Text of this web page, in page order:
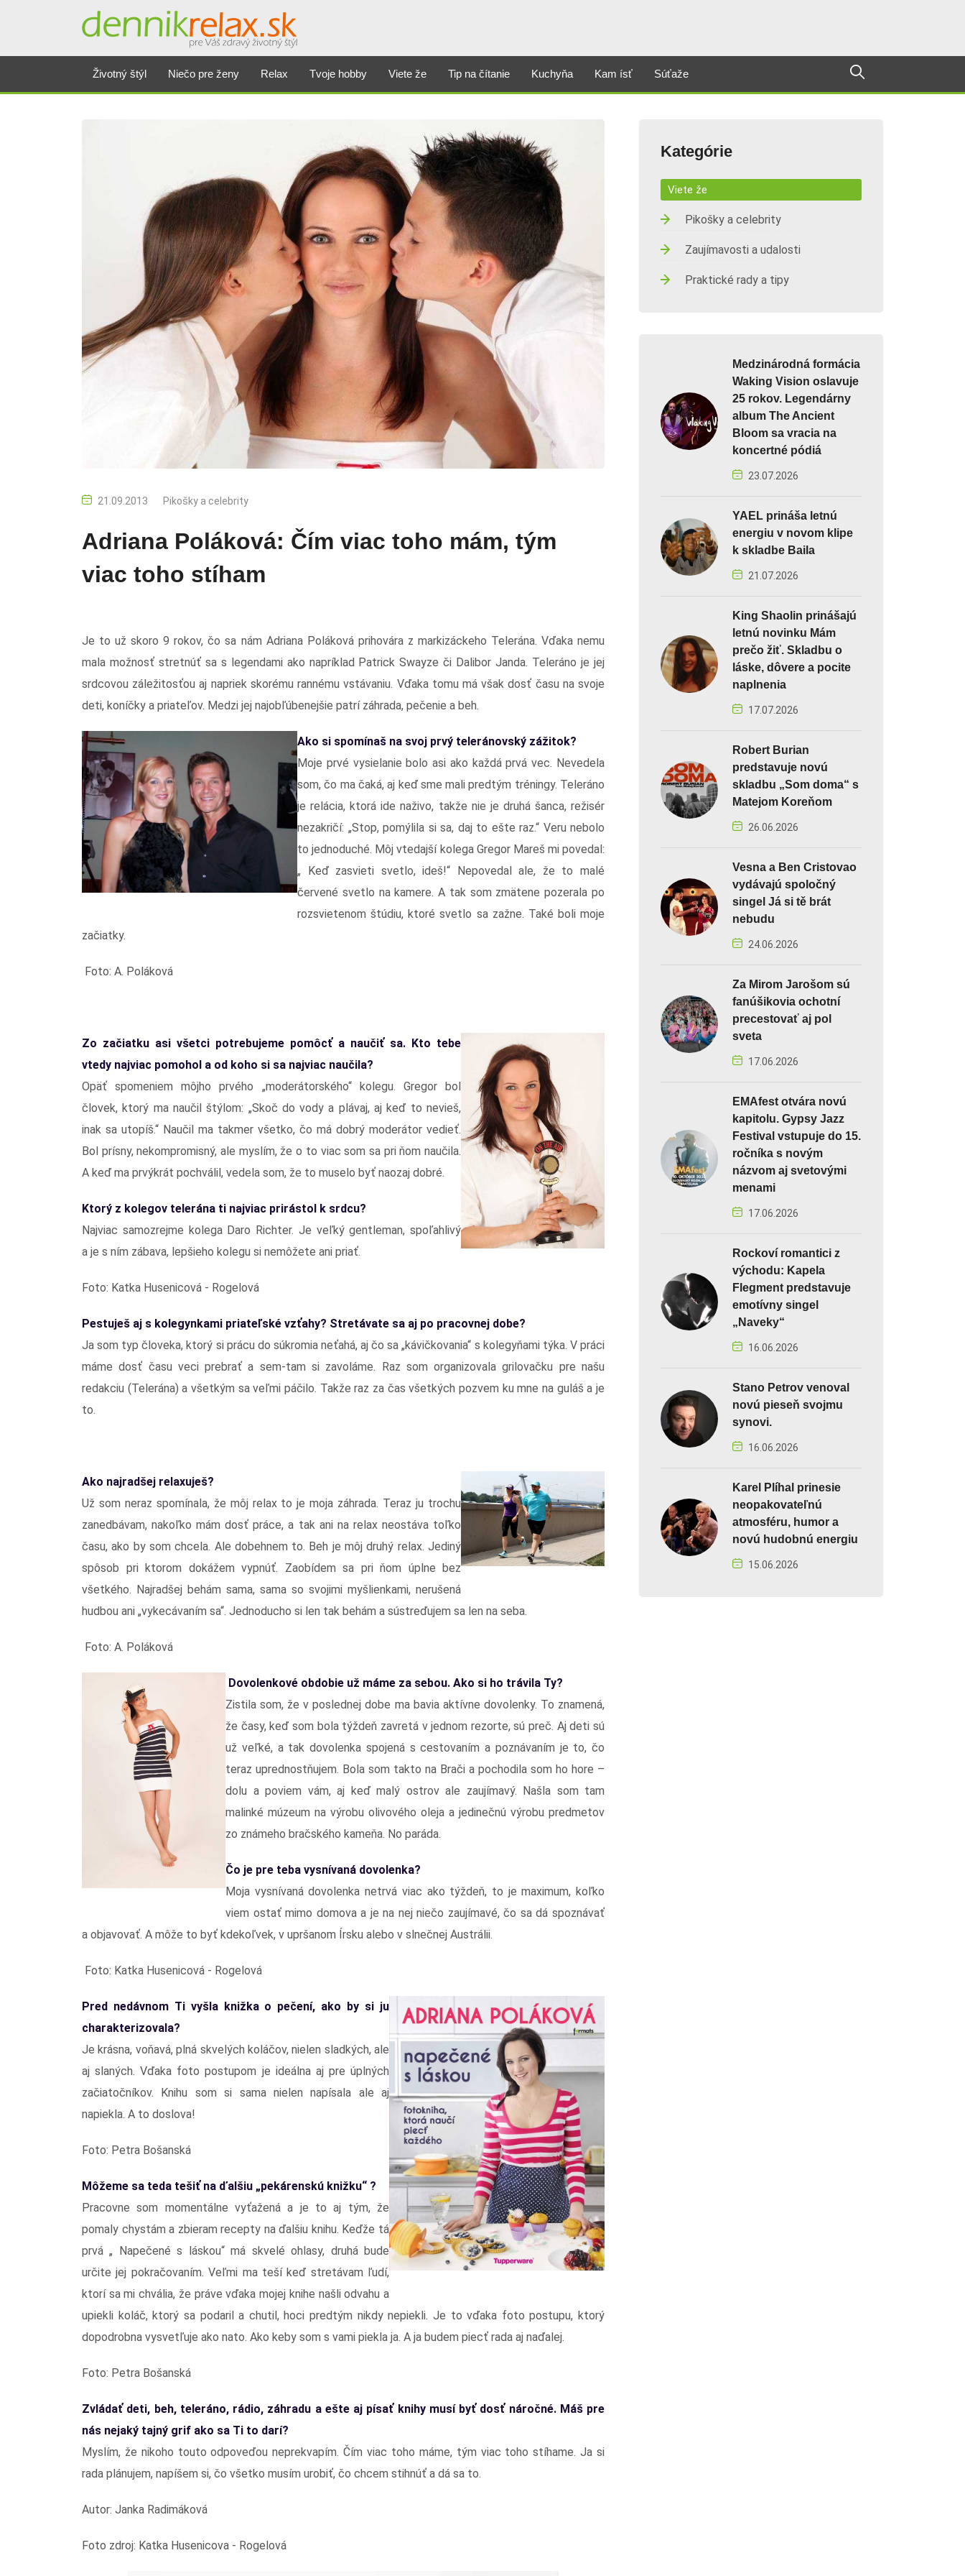
Životný štýl Niečo pre ženy Relax Tvoje hobby Viete že Tip na čítanie Kuchyňa Kam ísť Súťaže
21.09.2013 Pikošky a celebrity
Adriana Poláková: Čím viac toho mám, tým
viac toho stíham
Je to už skoro 9 rokov, čo sa nám Adriana Poláková prihovára z markizáckeho Telerána. Vďaka nemu
mala možnosť stretnúť sa s legendami ako napríklad Patrick Swayze či Dalibor Janda. Teleráno je jej
srdcovou záležitosťou aj napriek skorému rannému vstávaniu. Vďaka tomu má však dosť času na svoje
deti, koníčky a priateľov. Medzi jej najobľúbenejšie patrí záhrada, pečenie a beh.
Ako si spomínaš na svoj prvý teleránovský zážitok?
Moje prvé vysielanie bolo asi ako každá prvá vec. Nevedela
som, čo ma čaká, aj keď sme mali predtým tréningy. Teleráno
je relácia, ktorá ide naživo, takže nie je druhá šanca, režisér
nezakričí: „Stop, pomýlila si sa, daj to ešte raz.“ Veru nebolo
to jednoduché. Môj vtedajší kolega Gregor Mareš mi povedal:
„ Keď zasvieti svetlo, ideš!“ Nepovedal ale, že to malé
červené svetlo na kamere. A tak som zmätene pozerala po
rozsvietenom štúdiu, ktoré svetlo sa zažne. Také boli moje
začiatky.
Foto: A. Poláková
Zo začiatku asi všetci potrebujeme pomôcť a naučiť sa. Kto tebe
vtedy najviac pomohol a od koho si sa najviac naučila?
Opäť spomeniem môjho prvého „moderátorského“ kolegu. Gregor bol
človek, ktorý ma naučil štýlom: „Skoč do vody a plávaj, aj keď to nevieš,
inak sa utopíš.“ Naučil ma takmer všetko, čo má dobrý moderátor vedieť.
Bol prísny, nekompromisný, ale myslím, že o to viac som sa pri ňom naučila.
A keď ma prvýkrát pochválil, vedela som, že to muselo byť naozaj dobré.
Ktorý z kolegov telerána ti najviac prirástol k srdcu?
Najviac samozrejme kolega Daro Richter. Je veľký gentleman, spoľahlivý
a je s ním zábava, lepšieho kolegu si nemôžete ani priať.
Foto: Katka Husenicová - Rogelová
Pestuješ aj s kolegynkami priateľské vzťahy? Stretávate sa aj po pracovnej dobe?
Ja som typ človeka, ktorý si prácu do súkromia neťahá, aj čo sa „kávičkovania“ s kolegyňami týka. V práci
máme dosť času veci prebrať a sem-tam si zavoláme. Raz som organizovala grilovačku pre našu
redakciu (Telerána) a všetkým sa veľmi páčilo. Takže raz za čas všetkých pozvem ku mne na guláš a je
to.
Ako najradšej relaxuješ?
Už som neraz spomínala, že môj relax to je moja záhrada. Teraz ju trochu
zanedbávam, nakoľko mám dosť práce, a tak ani na relax neostáva toľko
času, ako by som chcela. Ale dobehnem to. Beh je môj druhý relax. Jediný
spôsob pri ktorom dokážem vypnúť. Zaobídem sa pri ňom úplne bez
všetkého. Najradšej behám sama, sama so svojimi myšlienkami, nerušená
hudbou ani „vykecávaním sa“. Jednoducho si len tak behám a sústreďujem sa len na seba.
Foto: A. Poláková
Dovolenkové obdobie už máme za sebou. Ako si ho trávila Ty?
Zistila som, že v poslednej dobe ma bavia aktívne dovolenky. To znamená,
že časy, keď som bola týždeň zavretá v jednom rezorte, sú preč. Aj deti sú
už veľké, a tak dovolenka spojená s cestovaním a poznávaním je to, čo
teraz uprednostňujem. Bola som takto na Brači a pochodila som ho hore –
dolu a poviem vám, aj keď malý ostrov ale zaujímavý. Našla som tam
malinké múzeum na výrobu olivového oleja a jedinečnú výrobu predmetov
zo známeho bračského kameňa. No paráda.
Čo je pre teba vysnívaná dovolenka?
Moja vysnívaná dovolenka netrvá viac ako týždeň, to je maximum, koľko
viem ostať mimo domova a je na nej niečo zaujímavé, čo sa dá spoznávať
a objavovať. A môže to byť kdekoľvek, v upršanom Írsku alebo v slnečnej Austrálii.
Foto: Katka Husenicová - Rogelová
Pred nedávnom Ti vyšla knižka o pečení, ako by si ju
charakterizovala?
Je krásna, voňavá, plná skvelých koláčov, nielen sladkých, ale
aj slaných. Vďaka foto postupom je ideálna aj pre úplných
začiatočníkov. Knihu som si sama nielen napísala ale aj
napiekla. A to doslova!
Foto: Petra Bošanská
Môžeme sa teda tešiť na ďalšiu „pekárenskú knižku“ ?
Pracovne som momentálne vyťažená a je to aj tým, že
pomaly chystám a zbieram recepty na ďalšiu knihu. Keďže tá
prvá „ Napečené s láskou“ má skvelé ohlasy, druhá bude
určite jej pokračovaním. Veľmi ma teší keď stretávam ľudí,
ktorí sa mi chvália, že práve vďaka mojej knihe našli odvahu a
upiekli koláč, ktorý sa podaril a chutil, hoci predtým nikdy nepiekli. Je to vďaka foto postupu, ktorý
dopodrobna vysvetľuje ako nato. Ako keby som s vami piekla ja. A ja budem piecť rada aj naďalej.
Foto: Petra Bošanská
Zvládať deti, beh, teleráno, rádio, záhradu a ešte aj písať knihy musí byť dosť náročné. Máš pre
nás nejaký tajný grif ako sa Ti to darí?
Myslím, že nikoho touto odpoveďou neprekvapím. Čím viac toho máme, tým viac toho stíhame. Ja si
rada plánujem, napíšem si, čo všetko musím urobiť, čo chcem stihnúť a dá sa to.
Autor: Janka Radimáková
Foto zdroj: Katka Husenicova - Rogelová
Kategórie
Viete že
Pikošky a celebrity
Zaujímavosti a udalosti
Praktické rady a tipy
Medzinárodná formácia
Waking Vision oslavuje
25 rokov. Legendárny
album The Ancient
Bloom sa vracia na
koncertné pódiá
23.07.2026
YAEL prináša letnú
energiu v novom klipe
k skladbe Baila
21.07.2026
King Shaolin prinášajú
letnú novinku Mám
prečo žiť. Skladbu o
láske, dôvere a pocite
naplnenia
17.07.2026
Robert Burian
predstavuje novú
skladbu „Som doma“ s
Matejom Koreňom
26.06.2026
Vesna a Ben Cristovao
vydávajú spoločný
singel Já si tě brát
nebudu
24.06.2026
Za Mirom Jarošom sú
fanúšikovia ochotní
precestovať aj pol
sveta
17.06.2026
EMAfest otvára novú
kapitolu. Gypsy Jazz
Festival vstupuje do 15.
ročníka s novým
názvom aj svetovými
menami
17.06.2026
Rockoví romantici z
východu: Kapela
Flegment predstavuje
emotívny singel
„Naveky“
16.06.2026
Stano Petrov venoval
novú pieseň svojmu
synovi.
16.06.2026
Karel Plíhal prinesie
neopakovateľnú
atmosféru, humor a
novú hudobnú energiu
15.06.2026